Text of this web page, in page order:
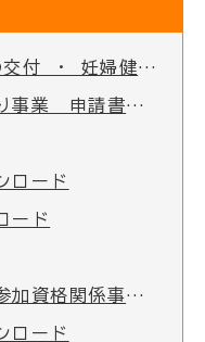
妊娠期 （母子健康手帳の交付 ・ 妊婦健診の助成など）
もんべつ元気なまちづくり事業 申請書類一覧
ロード
ード
物品・役務等の競争入札参加資格関係事項の提出について
ロード